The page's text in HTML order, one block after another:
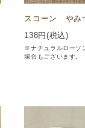
スコーン やみ
138円(税込)
※ナチュラルローソ
場合もございます。